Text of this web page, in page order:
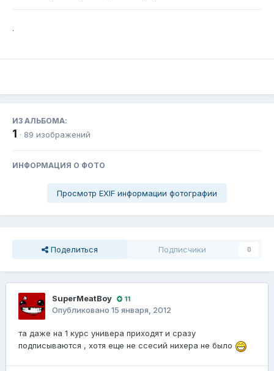
.
ИЗ АЛЬБОМА:
1 · 89 изображений
ИНФОРМАЦИЯ О ФОТО
Просмотр EXIF информации фотографии
Поделиться Подписчики 0
SuperMeatBoy 11
Опубликовано 15 января, 2012
та даже на 1 курс универа приходят и сразу
подписываются , хотя еще не ссесий нихера не было